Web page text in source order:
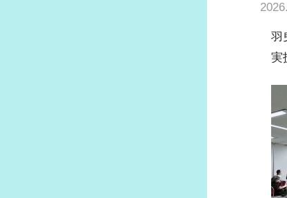
訪問リハビリ受け入れ可能施
各市区町村理学療法士会のご
府士会ZOOMの利用方法およ
羽
実